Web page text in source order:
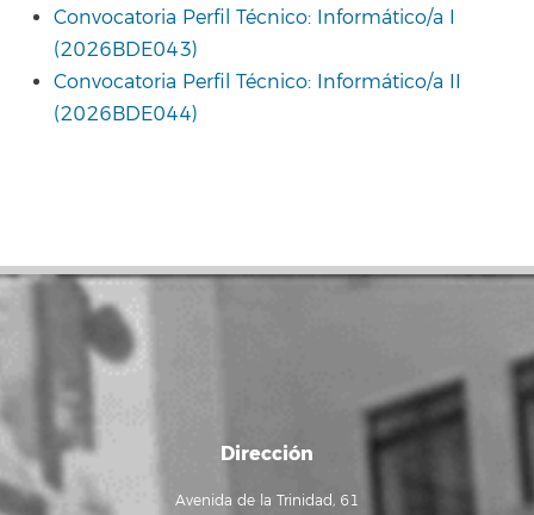
Convocatoria Perfil Técnico: Informático/a I
(2026BDE043)
Convocatoria Perfil Técnico: Informático/a II
(2026BDE044)
Dirección
Avenida de la Trinidad, 61